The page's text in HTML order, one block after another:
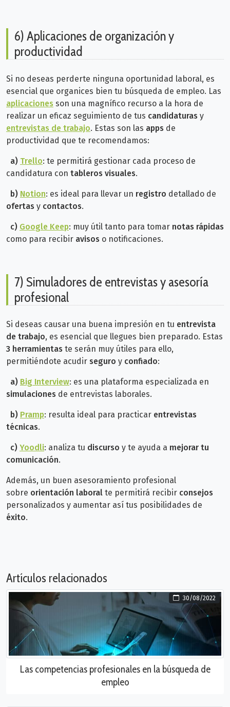
6) Aplicaciones de organización y
productividad
Si no deseas perderte ninguna oportunidad laboral, es
esencial que organices bien tu búsqueda de empleo. Las
aplicaciones son una magnífico recurso a la hora de
realizar un eficaz seguimiento de tus candidaturas y
entrevistas de trabajo. Estas son las apps de
productividad que te recomendamos:
a) Trello: te permitirá gestionar cada proceso de
candidatura con tableros visuales.
b) Notion: es ideal para llevar un registro detallado de
ofertas y contactos.
c) Google Keep: muy útil tanto para tomar notas rápidas
como para recibir avisos o notificaciones.
7) Simuladores de entrevistas y asesoría
profesional
Si deseas causar una buena impresión en tu entrevista
de trabajo, es esencial que llegues bien preparado. Estas
3 herramientas te serán muy útiles para ello,
permitiéndote acudir seguro y confiado:
a) Big Interview: es una plataforma especializada en
simulaciones de entrevistas laborales.
b) Pramp: resulta ideal para practicar entrevistas
técnicas.
c) Yoodli: analiza tu discurso y te ayuda a mejorar tu
comunicación.
Además, un buen asesoramiento profesional
sobre orientación laboral te permitirá recibir consejos
personalizados y aumentar así tus posibilidades de
éxito.
Artículos relacionados
30/08/2022
Las competencias profesionales en la búsqueda de
empleo